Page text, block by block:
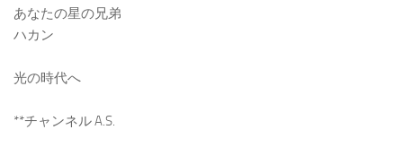
あなたの星の兄弟
ハカン
光の時代へ
**チャンネル A.S.